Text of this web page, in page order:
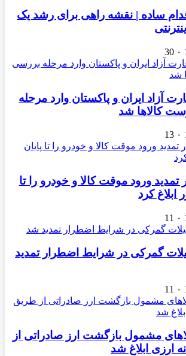
روز، ۷ اقدام ساده | نقشه راهی برای رشد یک
۰ 30
آزاد ایران و پاکستان وارد مرحله
کالاها شد
۰ 13
تمدید ورود موقت کالا و خودرو را تا
ابلاغ کرد
۰ 11
گمرکی در شرایط اضطرار تمدید
۰ 11
مشمول بازگشت ارز صادراتی از
ارزی ابلاغ شد